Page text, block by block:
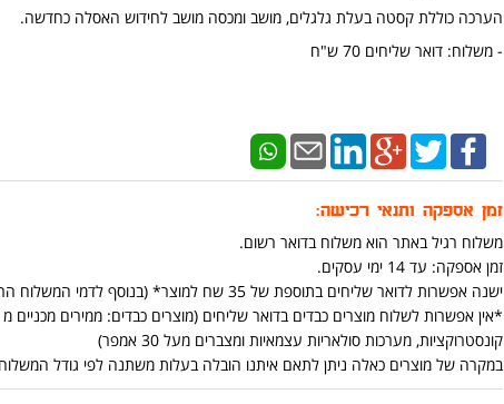
הערכה כוללת קסטה בעלת גלגלים, מושב ומכסה מושב לחידוש האסלה כחדשה.
- משלוח: דואר שליחים 70 ש"ח
זמן אספקה ותנאי רכישה:
משלוח רגיל באתר הוא משלוח בדואר רשום.
זמן אספקה: עד 14 ימי עסקים.
ישנה אפשרות לדואר שליחים בתוספת של 35 שח למוצר* (בנוסף לדמי המשלוח הרגילים ) (יש אפשרות להוסיף בתהליך הקניה באתר)
קונסטרוקציות, מערכות סולאריות עצמאיות ומצברים מעל 30 אמפר)
במקרה של מוצרים כאלה ניתן לתאם איתנו הובלה בעלות משתנה לפי גודל המשלוח ומרחק